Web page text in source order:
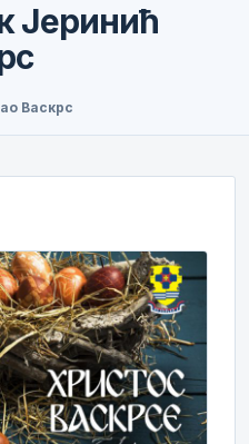
Јеринић
Васкрс